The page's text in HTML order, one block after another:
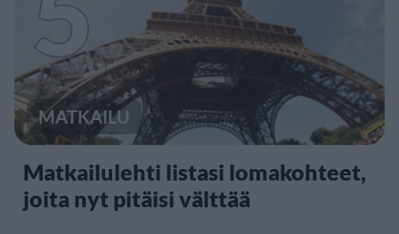
MATKAILU
Matkailulehti listasi lomakohteet,
joita nyt pitäisi välttää